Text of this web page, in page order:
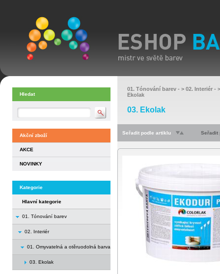
Hledat
Akční zboží
AKCE
NOVINKY
Kategorie
Hlavní kategorie
01. Tónování barev
02. Interiér
01. Omyvatelná a otěruodolná barva
03. Ekolak
01. Tónování barev - > 02. Interiér -
Ekolak
03. Ekolak
Seřadit podle artiklu Seřadit